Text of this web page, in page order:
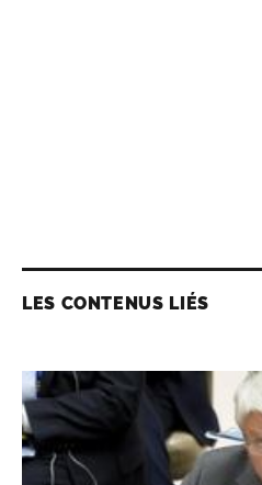
LES CONTENUS LIÉS